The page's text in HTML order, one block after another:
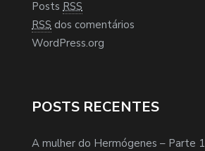
Posts RSS
RSS dos comentários
WordPress.org
POSTS RECENTES
A mulher do Hermógenes – Parte 1